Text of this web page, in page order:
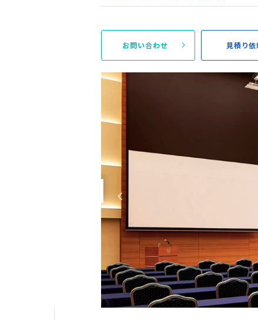
お問い合わせ 見積り依